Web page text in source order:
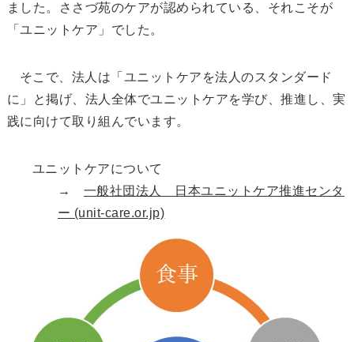
ました。ささづ苑のケアが認められている、それこそが
「ユニットケア」でした。
そこで、法人は「ユニットケアを法人のスタンダード
に」と掲げ、法人全体でユニットケアを学び、推進し、実
践に向けて取り組んでいます。
ユニットケアについて
→ 一般社団法人 日本ユニットケア推進センタ
ー (unit-care.or.jp)